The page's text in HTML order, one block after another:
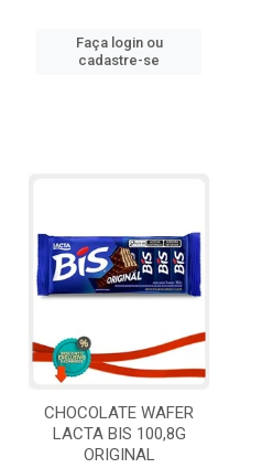
Faça login ou
cadastre-se
CHOCOLATE WAFER
LACTA BIS 100,8G
ORIGINAL